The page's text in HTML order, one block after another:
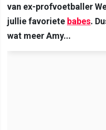
van ex-profvoetballer
jullie favoriete babes.
wat meer Amy...